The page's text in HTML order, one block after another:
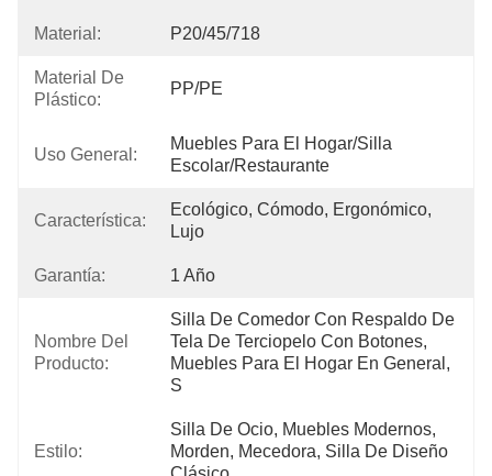
Material: P20/45/718
Material De
Plástico:
PP/PE
Uso General:
Muebles Para El Hogar/silla
Escolar/restaurante
Característica:
Ecológico, Cómodo, Ergonómico,
Lujo
Garantía: 1 Año
Nombre Del
Producto:
Silla De Comedor Con Respaldo De
Tela De Terciopelo Con Botones,
Muebles Para El Hogar En General,
S
Estilo:
Silla De Ocio, Muebles Modernos,
Morden, Mecedora, Silla De Diseño